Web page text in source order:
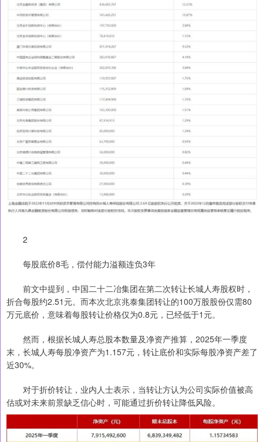
2
每股底价8毛，偿付能力溢额连负3年
前文中提到，中国二十二冶集团在第二次转让长城人寿股权时，
折合每股约2.51元。而本次北京兆泰集团转让的100万股股份仅需80
万元底价，意味着每股转让价格仅为0.8元，已经低于1元。
然而，根据长城人寿总股本数量及净资产推算，2025年一季度
末，长城人寿每股净资产为1.157元，转让底价和实际每股净资产差了
近30%。
对于折价转让，业内人士表示，当转让方认为公司实际价值被高
估或对未来前景缺乏信心时，可能通过折价转让降低风险。